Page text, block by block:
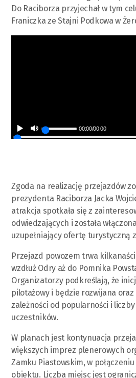
Do Raciborza przyjechał w tym
Franiczka ze Stajni Podkowa w
00:00/00:00
Zgoda na realizację przejazdów
prezydenta Raciborza Jacka
atrakcja spotkała się z
odwiedzających i została
uzupełniający ofertę turystyczną
Przejazd powozem trwa
wzdłuż Odry aż do Pomnika
Organizatorzy podkreślają, że
pilotażowy i będzie rozwijana
zależności od popularności i
uczestników.
W planach jest kontynuacja
większych imprez plenerowych
Zamku Piastowskim, w
obiektu. Liczba miejsc jest